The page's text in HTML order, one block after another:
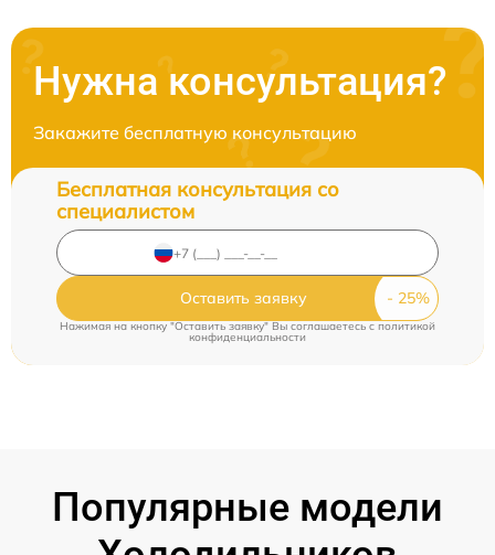
Нужна консультация?
Закажите бесплатную консультацию
Бесплатная консультация со
специалистом
Оставить заявку
Нажимая на кнопку "Оставить заявку" Вы соглашаетесь c политикой
конфиденциальности
Популярные модели